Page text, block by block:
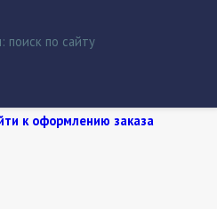
поиск по сайту
к оформлению заказа